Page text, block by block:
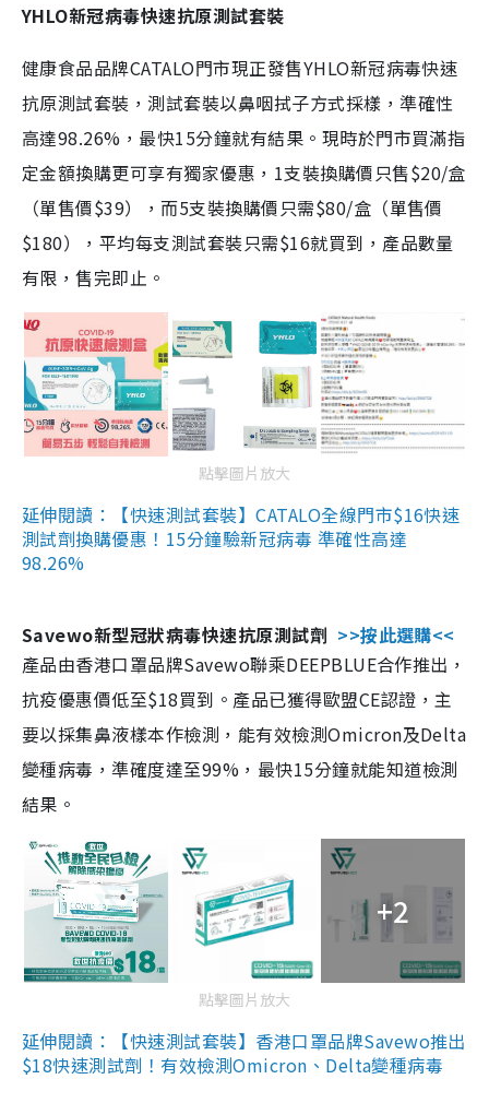
YHLO新冠病毒快速抗原測試套裝
健康食品品牌CATALO門市現正發售YHLO新冠病毒快速
抗原測試套裝，測試套裝以鼻咽拭子方式採樣，準確性
高達98.26%，最快15分鐘就有結果。現時於門市買滿指
定金額換購更可享有獨家優惠，1支裝換購價只售$20/盒
（單售價$39），而5支裝換購價只需$80/盒（單售價
$180），平均每支測試套裝只需$16就買到，產品數量
有限，售完即止。
點擊圖片放大
延伸閱讀：【快速測試套裝】CATALO全線門市$16快速
測試劑換購優惠！15分鐘驗新冠病毒 準確性高達
98.26%
Savewo新型冠狀病毒快速抗原測試劑 >>按此選購<<
產品由香港口罩品牌Savewo聯乘DEEPBLUE合作推出，
抗疫優惠價低至$18買到。產品已獲得歐盟CE認證，主
要以採集鼻液樣本作檢測，能有效檢測Omicron及Delta
變種病毒，準確度達至99%，最快15分鐘就能知道檢測
結果。
+2
點擊圖片放大
延伸閱讀：【快速測試套裝】香港口罩品牌Savewo推出
$18快速測試劑！有效檢測Omicron、Delta變種病毒